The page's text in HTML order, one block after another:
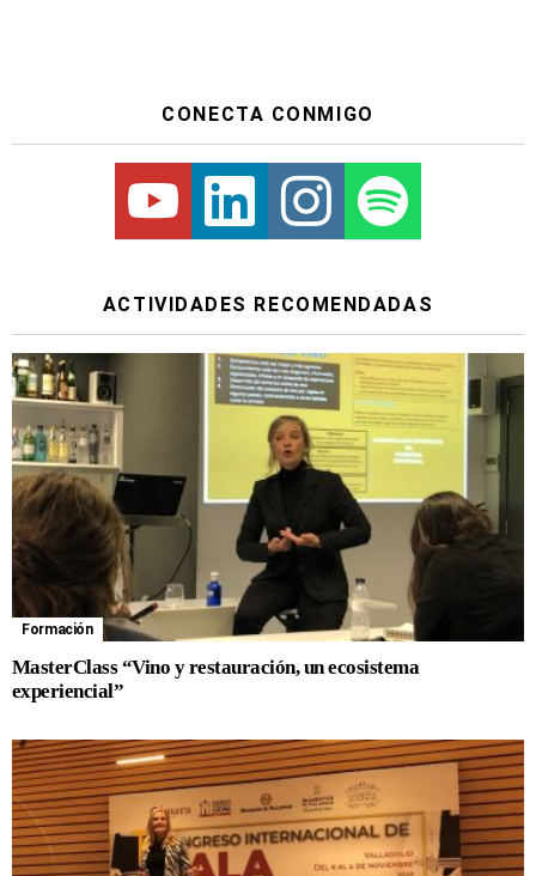
CONECTA CONMIGO
Youtube Linkedin Instagram Spotify
ACTIVIDADES RECOMENDADAS
Formación
MasterClass “Vino y restauración, un ecosistema
experiencial”